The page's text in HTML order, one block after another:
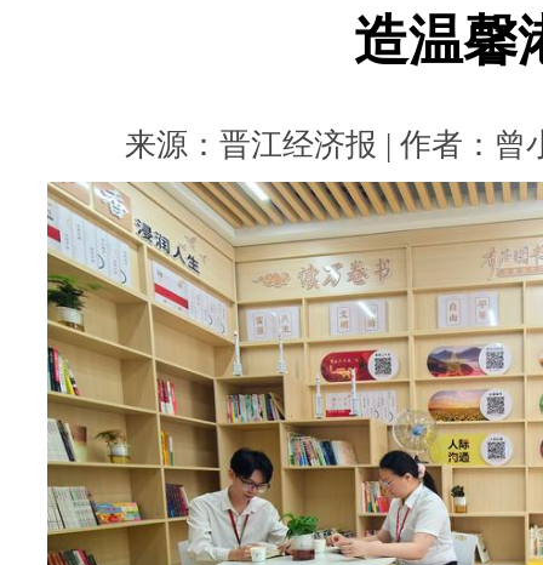
造温馨
来源：晋江经济报 | 作者：曾